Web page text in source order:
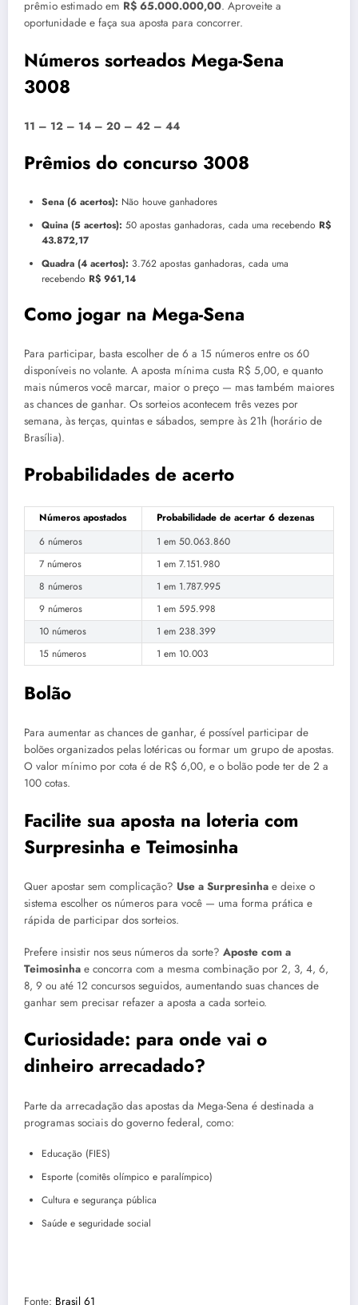
prêmio estimado em R$ 65.000.000,00. Aproveite a
oportunidade e faça sua aposta para concorrer.
Números sorteados Mega-Sena
3008
11 – 12 – 14 – 20 – 42 – 44
Prêmios do concurso 3008
Sena (6 acertos): Não houve ganhadores
Quina (5 acertos): 50 apostas ganhadoras, cada uma recebendo R$
43.872,17
Quadra (4 acertos): 3.762 apostas ganhadoras, cada uma
recebendo R$ 961,14
Como jogar na Mega-Sena
Para participar, basta escolher de 6 a 15 números entre os 60
disponíveis no volante. A aposta mínima custa R$ 5,00, e quanto
mais números você marcar, maior o preço — mas também maiores
as chances de ganhar. Os sorteios acontecem três vezes por
semana, às terças, quintas e sábados, sempre às 21h (horário de
Brasília).
Probabilidades de acerto
Números apostados
Probabilidade de acertar 6 dezenas
6 números
1 em 50.063.860
7 números
1 em 7.151.980
8 números
1 em 1.787.995
9 números
1 em 595.998
10 números
1 em 238.399
15 números
1 em 10.003
Bolão
Para aumentar as chances de ganhar, é possível participar de
bolões organizados pelas lotéricas ou formar um grupo de apostas.
O valor mínimo por cota é de R$ 6,00, e o bolão pode ter de 2 a
100 cotas.
Facilite sua aposta na loteria com
Surpresinha e Teimosinha
Quer apostar sem complicação? Use a Surpresinha e deixe o
sistema escolher os números para você — uma forma prática e
rápida de participar dos sorteios.
Prefere insistir nos seus números da sorte? Aposte com a
Teimosinha e concorra com a mesma combinação por 2, 3, 4, 6,
8, 9 ou até 12 concursos seguidos, aumentando suas chances de
ganhar sem precisar refazer a aposta a cada sorteio.
Curiosidade: para onde vai o
dinheiro arrecadado?
Parte da arrecadação das apostas da Mega-Sena é destinada a
programas sociais do governo federal, como:
Educação (FIES)
Esporte (comitês olímpico e paralímpico)
Cultura e segurança pública
Saúde e seguridade social
Fonte: Brasil 61